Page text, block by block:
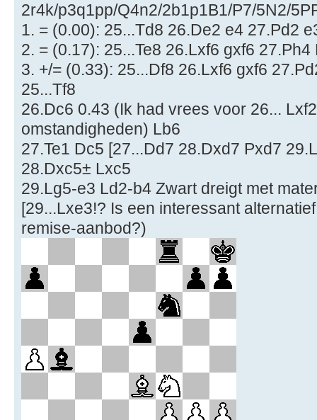
2r4k/p3q1pp/Q4n2/2b1p1B1/P7/5N2/
1. = (0.00): 25...Td8 26.De2 e4 27.Pd2
2. = (0.17): 25...Te8 26.Lxf6 gxf6 27.Ph4
3. +/= (0.33): 25...Df8 26.Lxf6 gxf6
25...Tf8
26.Dc6 0.43 (Ik had vrees voor 26...
omstandigheden) Lb6
27.Te1 Dc5 [27...Dd7 28.Dxd7 Pxd7
28.Dxc5± Lxc5
29.Lg5-e3 Ld2-b4 Zwart dreigt met
[29...Lxe3!? Is een interessant
remise-aanbod?)